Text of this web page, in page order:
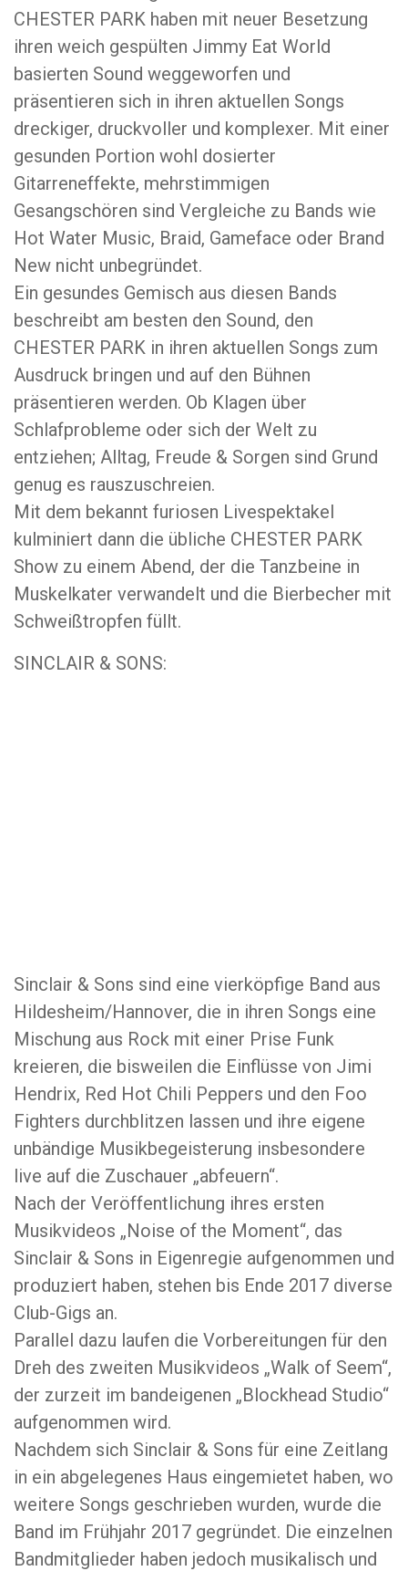
CHESTER PARK haben mit neuer Besetzung
ihren weich gespülten Jimmy Eat World
basierten Sound weggeworfen und
präsentieren sich in ihren aktuellen Songs
dreckiger, druckvoller und komplexer. Mit einer
gesunden Portion wohl dosierter
Gitarreneffekte, mehrstimmigen
Gesangschören sind Vergleiche zu Bands wie
Hot Water Music, Braid, Gameface oder Brand
New nicht unbegründet.
Ein gesundes Gemisch aus diesen Bands
beschreibt am besten den Sound, den
CHESTER PARK in ihren aktuellen Songs zum
Ausdruck bringen und auf den Bühnen
präsentieren werden. Ob Klagen über
Schlafprobleme oder sich der Welt zu
entziehen; Alltag, Freude & Sorgen sind Grund
genug es rauszuschreien.
Mit dem bekannt furiosen Livespektakel
kulminiert dann die übliche CHESTER PARK
Show zu einem Abend, der die Tanzbeine in
Muskelkater verwandelt und die Bierbecher mit
Schweißtropfen füllt.
SINCLAIR & SONS:
Sinclair & Sons sind eine vierköpfige Band aus
Hildesheim/Hannover, die in ihren Songs eine
Mischung aus Rock mit einer Prise Funk
kreieren, die bisweilen die Einflüsse von Jimi
Hendrix, Red Hot Chili Peppers und den Foo
Fighters durchblitzen lassen und ihre eigene
unbändige Musikbegeisterung insbesondere
live auf die Zuschauer „abfeuern“.
Nach der Veröffentlichung ihres ersten
Musikvideos „Noise of the Moment“, das
Sinclair & Sons in Eigenregie aufgenommen und
produziert haben, stehen bis Ende 2017 diverse
Club-Gigs an.
Parallel dazu laufen die Vorbereitungen für den
Dreh des zweiten Musikvideos „Walk of Seem“,
der zurzeit im bandeigenen „Blockhead Studio“
aufgenommen wird.
Nachdem sich Sinclair & Sons für eine Zeitlang
in ein abgelegenes Haus eingemietet haben, wo
weitere Songs geschrieben wurden, wurde die
Band im Frühjahr 2017 gegründet. Die einzelnen
Bandmitglieder haben jedoch musikalisch und